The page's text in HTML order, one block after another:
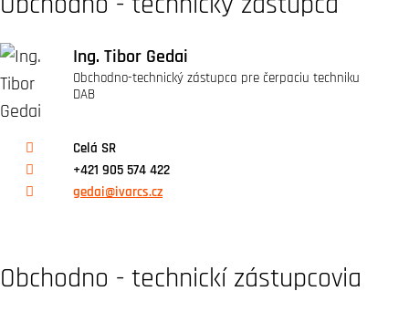
Ing. Tibor Gedai
Obchodno-technický zástupca pre čerpaciu techniku
DAB
Celá SR
+421 905 574 422
gedai@ivarcs.cz
Obchodno - technickí zástupcovia